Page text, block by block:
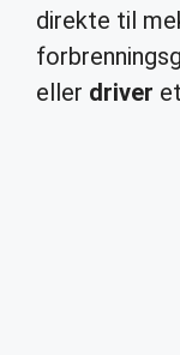
direkte til
eller driver